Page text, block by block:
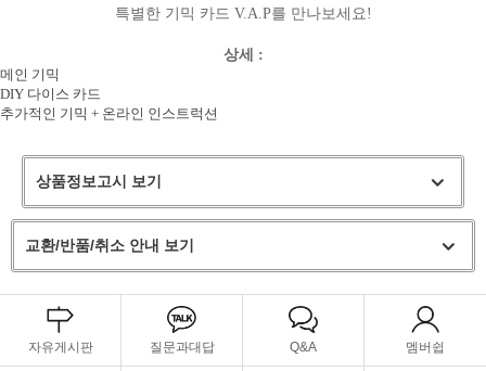
특별한 기믹 카드 V.A.P를 만나보세요!
상세 :
메인 기믹
DIY 다이스 카드
추가적인 기믹 + 온라인 인스트럭션
상품정보고시 보기
교환/반품/취소 안내 보기
자유게시판 질문과대답 Q&A 멤버쉽